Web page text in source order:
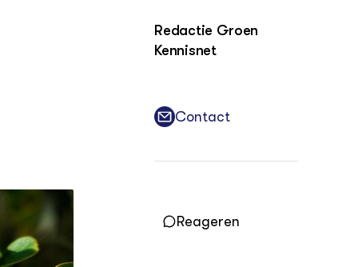
Columns & Blogs
Wiki Groen Kennisnet
GROEN KENNISNET
Redactie Groen
Kennisnet
Contact
Reageren